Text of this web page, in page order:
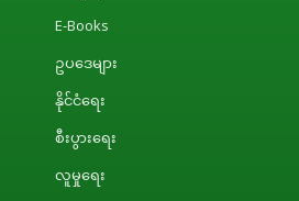
E-Books
ဥပဒေများ
နိုင်ငံရေး
စီးပွားရေး
လူမှုရေး